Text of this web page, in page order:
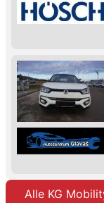
Alle KG